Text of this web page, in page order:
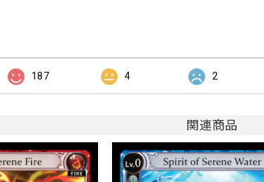
187 4 2
関連商品